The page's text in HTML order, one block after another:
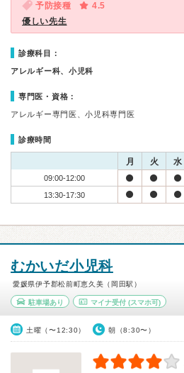
予防接種
4.5
優しい先生
診療科目：
アレルギー科、小児科
専門医・資格：
アレルギー専門医、小児科専門医
診療時間
月 火 水
09:00-12:00
13:30-17:30
むかいだ小児科
愛媛県伊予郡松前町恵久美（岡田駅）
駐車場あり マイナ受付(スマホ可)
土曜（〜12:30） 朝（8:30〜）